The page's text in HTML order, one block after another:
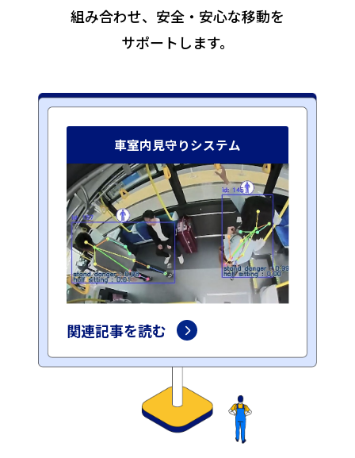
組み合わせ、 安全・安心な移動を
サポートします。
車室内見守りシステム
関連記事を読む